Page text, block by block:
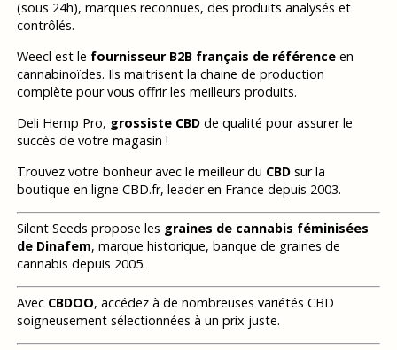
(sous 24h), marques reconnues, des produits analysés et
contrôlés.
Weecl est le fournisseur B2B français de référenceen
cannabinoïdes. Ils maitrisent la chaine de production
complète pour vous offrir les meilleurs produits.
Deli Hemp Pro, grossiste CBDde qualité pour assurer le
succès de votre magasin !
Trouvez votre bonheur avec le meilleur du CBDsur la
boutique en ligne CBD.fr, leader en France depuis 2003.
Silent Seeds propose les graines de cannabis féminisées
de Dinafem, marque historique, banque de graines de
cannabis depuis 2005.
Avec CBDOO, accédez à de nombreuses variétés CBD
soigneusement sélectionnées à un prix juste.